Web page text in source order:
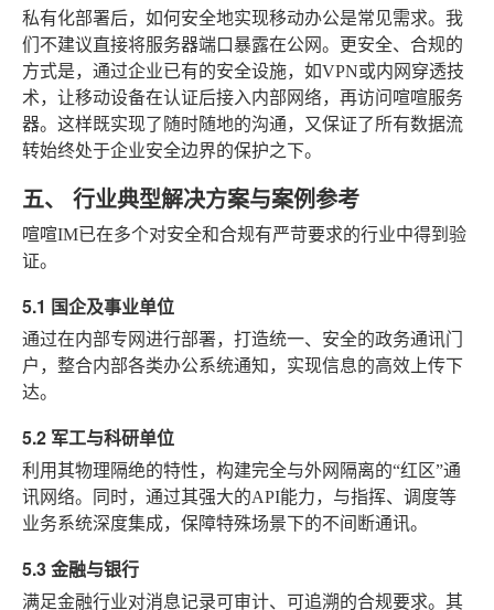
私有化部署后，如何安全地实现移动办公是常见需求。我
们不建议直接将服务器端口暴露在公网。更安全、合规的
方式是，通过企业已有的安全设施，如VPN或内网穿透技
术，让移动设备在认证后接入内部网络，再访问喧喧服务
器。这样既实现了随时随地的沟通，又保证了所有数据流
转始终处于企业安全边界的保护之下。
五、 行业典型解决方案与案例参考
喧喧IM已在多个对安全和合规有严苛要求的行业中得到验
证。
5.1 国企及事业单位
通过在内部专网进行部署，打造统一、安全的政务通讯门
户，整合内部各类办公系统通知，实现信息的高效上传下
达。
5.2 军工与科研单位
利用其物理隔绝的特性，构建完全与外网隔离的“红区”通
讯网络。同时，通过其强大的API能力，与指挥、调度等
业务系统深度集成，保障特殊场景下的不间断通讯。
5.3 金融与银行
满足金融行业对消息记录可审计、可追溯的合规要求。其